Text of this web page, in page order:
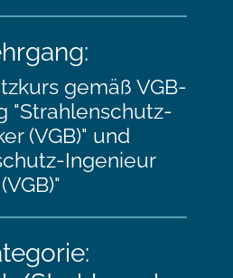
gemäß VGB-
"Strahlenschutz-
(VGB)" und
Ingenieur
(VGB)"